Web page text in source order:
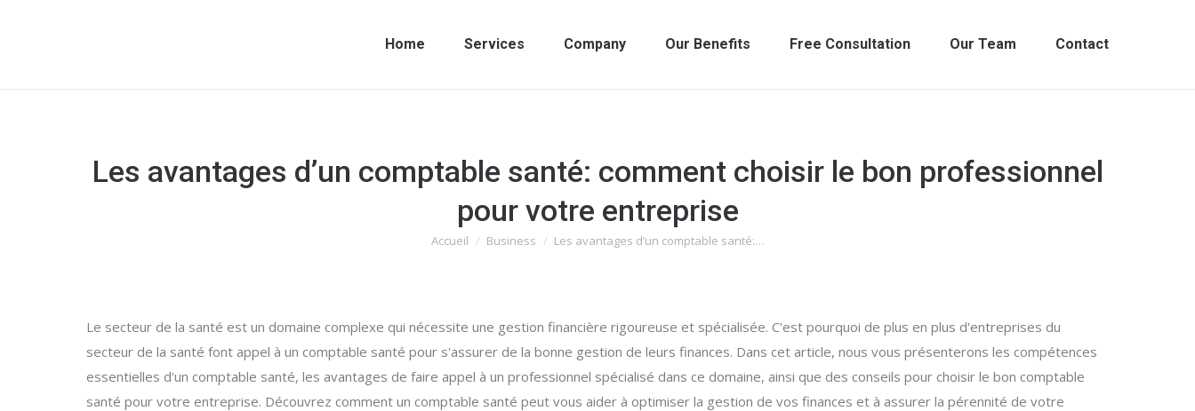
Home Services Company Our Benefits Free Consultation Our Team Contact
Les avantages d’un comptable santé: comment choisir le bon professionnel
pour votre entreprise
Vous êtes ici :
Accueil Business Les avantages d’un comptable santé:…
Le secteur de la santé est un domaine complexe qui nécessite une gestion financière rigoureuse et spécialisée. C'est pourquoi de plus en plus d'entreprises du
secteur de la santé font appel à un comptable santé pour s'assurer de la bonne gestion de leurs finances. Dans cet article, nous vous présenterons les compétences
essentielles d'un comptable santé, les avantages de faire appel à un professionnel spécialisé dans ce domaine, ainsi que des conseils pour choisir le bon comptable
santé pour votre entreprise. Découvrez comment un comptable santé peut vous aider à optimiser la gestion de vos finances et à assurer la pérennité de votre